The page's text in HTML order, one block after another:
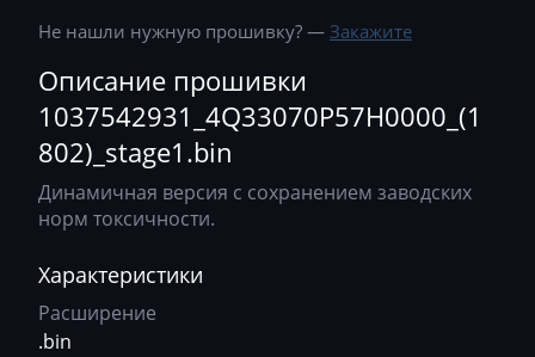
Atlas
Audi
Ausa
BAIC
Bajaj
10SW008735_4Q36090P5UH0001_(2201)
10SW011153_4Q36090P57H0001_(2904)
10SW065208_4Q44070P5CH0001_(2703)
E2
1037542931_4Q33070P57H0000_(1802)_stage1.
bin
Не нашли нужную прошивку? — Закажите
Описание прошивки
1037542931_4Q33070P57H0000_(1
802)_stage1.bin
Динамичная версия с сохранением заводских
норм токсичности.
Характеристики
Расширение
.bin